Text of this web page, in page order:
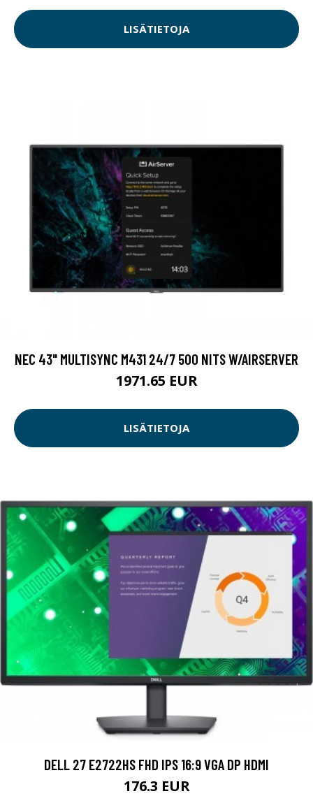
LISÄTIETOJA
NEC 43" MULTISYNC M431 24/7 500 NITS W/AIRSERVER
1971.65 EUR
LISÄTIETOJA
DELL 27 E2722HS FHD IPS 16:9 VGA DP HDMI
176.3 EUR